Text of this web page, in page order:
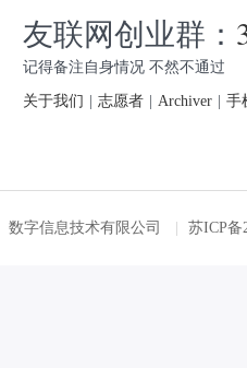
友联网创业群：
记得备注自身情况 不然不通过
关于我们 志愿者 Archiver 手
数字信息技术有限公司 苏ICP备